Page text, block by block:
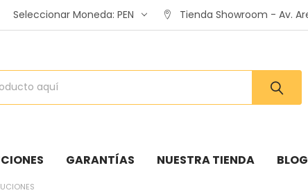
Seleccionar Moneda:PEN Tienda Showroom - Av.
GARANTÍAS NUESTRA TIENDA BLOG